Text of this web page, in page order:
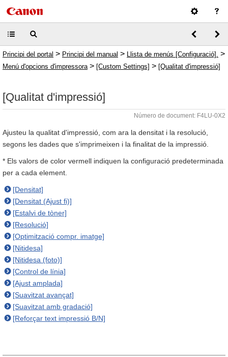
Principi del portal > Principi del manual > Llista de menús [Configuració]. >
Menú d'opcions d'impressora > [Custom Settings] > [Qualitat d'impressió]
[Qualitat d'impressió]
Número de document: F4LU-0X2
Ajusteu la qualitat d'impressió, com ara la densitat i la resolució,
segons les dades que s'imprimeixen i la finalitat de la impressió.
* Els valors de color vermell indiquen la configuració predeterminada
per a cada element.
[Densitat]
[Densitat (Ajust fi)]
[Estalvi de tòner]
[Resolució]
[Optimització compr. imatge]
[Nitidesa]
[Nitidesa (foto)]
[Control de línia]
[Ajust amplada]
[Suavitzat avançat]
[Suavitzat amb gradació]
[Reforçar text impressió B/N]